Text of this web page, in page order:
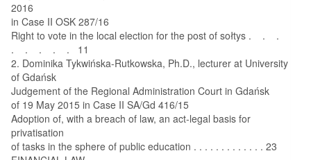
2016
in Case II OSK 287/16
Right to vote in the local election for the post of sołtys . . .
. . . . . 11
2. Dominika Tykwińska-Rutkowska, Ph.D., lecturer at University
of Gdańsk
Judgement of the Regional Administration Court in Gdańsk
of 19 May 2015 in Case II SA/Gd 416/15
Adoption of, with a breach of law, an act-legal basis for
privatisation
of tasks in the sphere of public education . . . . . . . . . . . . . 23